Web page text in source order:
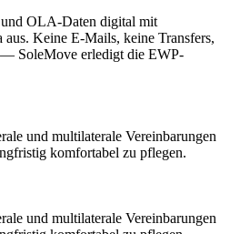
und OLA-Daten digital mit
aus. Keine E-Mails, keine Transfers,
SoleMove erledigt die EWP-
und multilaterale Vereinbarungen
komfortabel zu pflegen.
und multilaterale Vereinbarungen